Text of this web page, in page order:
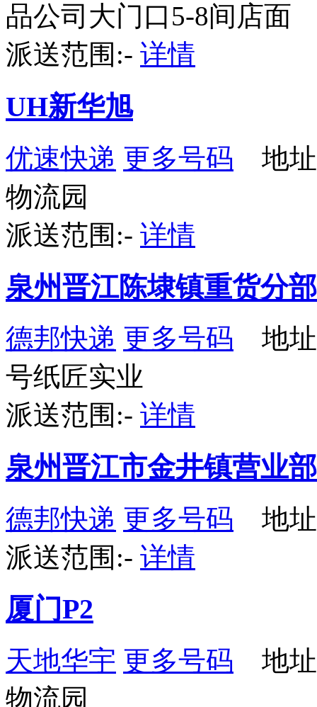
品公司大门口5-8间店面
派送范围:- 详情
UH新华旭
优速快递 更多号码 地址
物流园
派送范围:- 详情
泉州晋江陈埭镇重货分部
德邦快递 更多号码 地址
号纸匠实业
派送范围:- 详情
泉州晋江市金井镇营业部
德邦快递 更多号码 地址
派送范围:- 详情
厦门P2
天地华宇 更多号码 地址
物流园